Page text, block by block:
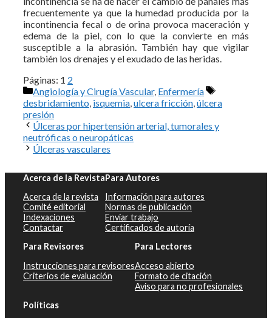
frecuentemente ya que la humedad producida por la
incontinencia fecal o de orina provoca maceración y
edema de la piel, con lo que la convierte en más
susceptible a la abrasión. También hay que vigilar
también los drenajes y el exudado de las heridas.
Páginas: 1 2
Categorías
Angiología y Cirugía Vascular, Enfermería
Etiquetas
desbridamiento isquemia ulcera fricción úlcera
presión
Úlceras por hipertensión arterial, tumorales y
neutróficas o neuropáticas
Úlceras vasculares
Acerca de la Revista
Acerca de la revista
Comité editorial
Indexaciones
Contactar
Para Autores
Información para autores
Normas de publicación
Enviar trabajo
Certificados de autoría
Para Revisores
Instrucciones para revisores
Criterios de evaluación
Para Lectores
Acceso abierto
Formato de citación
Aviso para no profesionales
Políticas